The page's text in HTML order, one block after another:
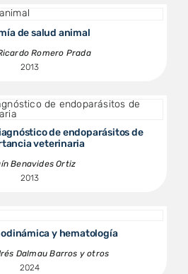
de salud animal
Romero Prada
2013
de endoparásitos de
veterinaria
Benavides Ortiz
2013
y hematología
Dalmau Barros y otros
2024